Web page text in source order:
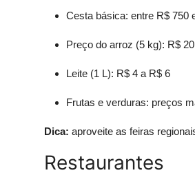
Cesta básica: entre R$ 750
Preço do arroz (5 kg): R$
Leite (1 L): R$ 4 a R$ 6
Frutas e verduras: preços
Dica: aproveite as feiras
Restaurantes